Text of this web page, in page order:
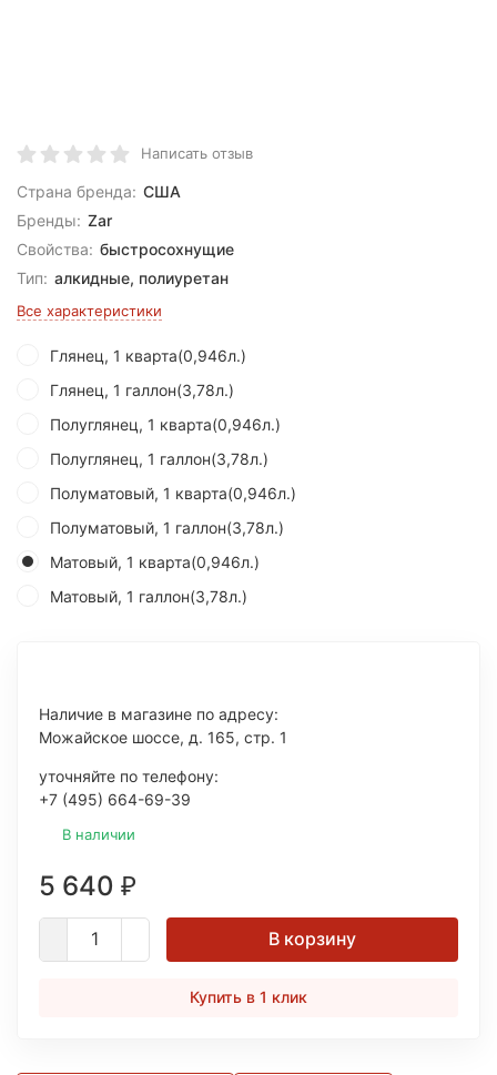
Написать отзыв
Страна бренда: США
Бренды: Zar
Свойства: быстросохнущие
Тип: алкидные, полиуретан
Все характеристики
Глянец, 1 кварта(0,946л.)
Глянец, 1 галлон(3,78л.)
Полуглянец, 1 кварта(0,946л.)
Полуглянец, 1 галлон(3,78л.)
Полуматовый, 1 кварта(0,946л.)
Полуматовый, 1 галлон(3,78л.)
Матовый, 1 кварта(0,946л.)
Матовый, 1 галлон(3,78л.)
Наличие в магазине по адресу:
Можайское шоссе, д. 165, стр. 1
уточняйте по телефону:
+7 (495) 664-69-39
В наличии
5 640 ₽
В корзину
Купить в 1 клик